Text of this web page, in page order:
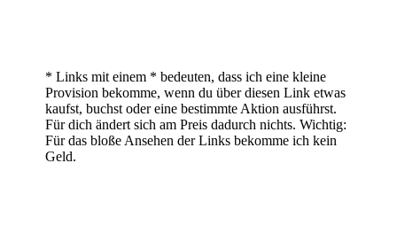
* Links mit einem * bedeuten, dass ich eine kleine
Provision bekomme, wenn du über diesen Link etwas
kaufst, buchst oder eine bestimmte Aktion ausführst.
Für dich ändert sich am Preis dadurch nichts. Wichtig:
Für das bloße Ansehen der Links bekomme ich kein
Geld.